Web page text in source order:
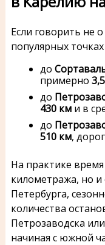
Если говорить не
популярных
до
примерно
до
430 кми в
до
510 км,
На практике
километража, но
Петербурга,
количества
Петрозаводска
начиная с южной